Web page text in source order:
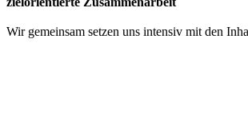
Wir gemeinsam setzen uns intensiv mit den